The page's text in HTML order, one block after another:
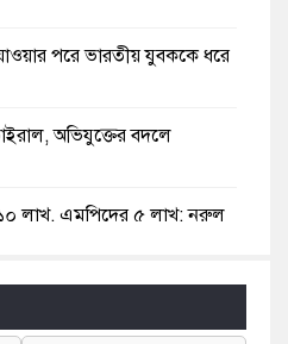
যাওয়ার পরে ভারতীয় যুবককে ধরে
অভিযুক্তের বদলে
১০ লাখ, এমপিদের ৫ লাখ: নুরুল
ইউনূস, বিএনপির বিবেচনায় মির্জা